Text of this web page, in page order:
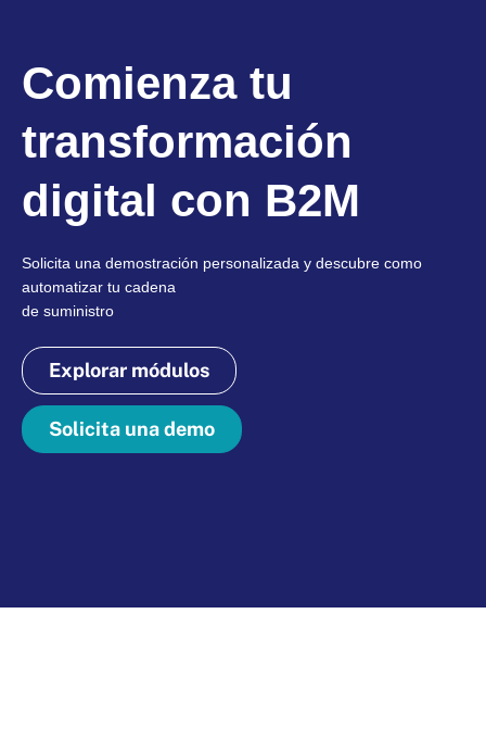
Comienza tu
transformación
digital con B2M
Solicita una demostración personalizada y descubre como
automatizar tu cadena
de suministro
Explorar módulos
Solicita una demo